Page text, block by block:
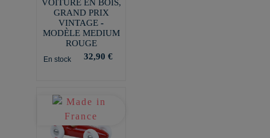
VOITURE EN BOIS,
GRAND PRIX
VINTAGE -
MODÈLE MEDIUM
ROUGE
En stock 32,90 €